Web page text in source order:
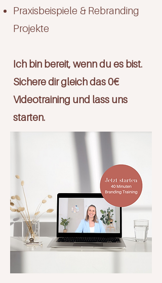
Praxisbeispiele & Rebranding
Projekte
Ich bin bereit, wenn du es bist.
Sichere dir gleich das 0€
Videotraining und lass uns
starten.